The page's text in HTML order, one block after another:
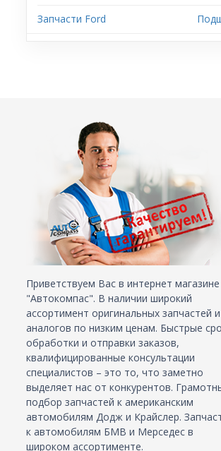
Запчасти Ford
Приветствуем Вас в интернет магазине
"Автокомпас". В наличии широкий
ассортимент оригинальных запчастей
аналогов по низким ценам. Быстрые
обработки и отправки заказов,
квалифицированные консультации
специалистов – это то, что заметно
выделяет нас от конкурентов.
подбор запчастей к американским
автомобилям Додж и Крайслер.
к автомобилям БМВ и Мерседес в
широком ассортименте.